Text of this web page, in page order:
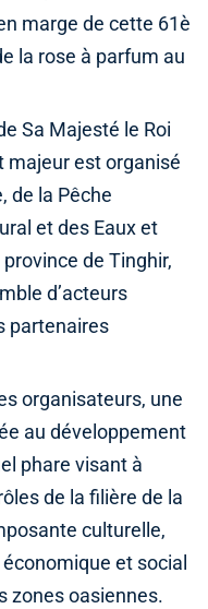
marge de cette 61è
la rose à parfum au
Sa Majesté le Roi
majeur est organisé
de la Pêche
et des Eaux et
de Tinghir,
d’acteurs
partenaires
organisateurs, une
au développement
phare visant à
de la filière de la
culturelle,
et social
zones oasiennes.